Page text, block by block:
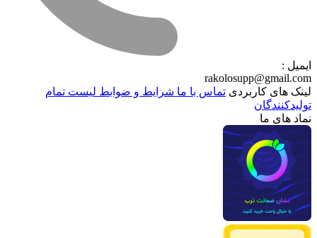
ایمیل :
rakolosupp@gmail.com
لینک های کاربردی تماس با ماشرایط و ضوابطلیست تمام
تولیدکنندگان
نماد های ما